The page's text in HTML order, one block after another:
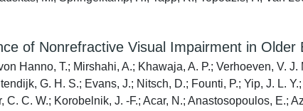
of Nonrefractive Visual Impairment in
Hanno, T.; Mirshahi, A.; Khawaja, A. P.; Verhoeven, V.
G. H. S.; Evans, J.; Nitsch, D.; Founti, P.; Yip, J. L.
C. C. W.; Korobelnik, J. -F.; Acar, N.; Anastosopoulos,